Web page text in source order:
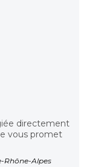
directement
vous promet
Rhône-Alpes